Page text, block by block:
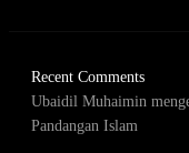
Recent Comments
Ubaidil Muhaimin
Pandangan Islam